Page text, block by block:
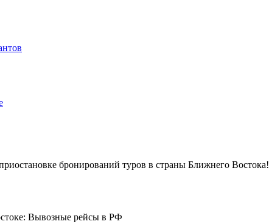
бронирований туров в страны Ближнего Востока!
Вывозные рейсы в РФ